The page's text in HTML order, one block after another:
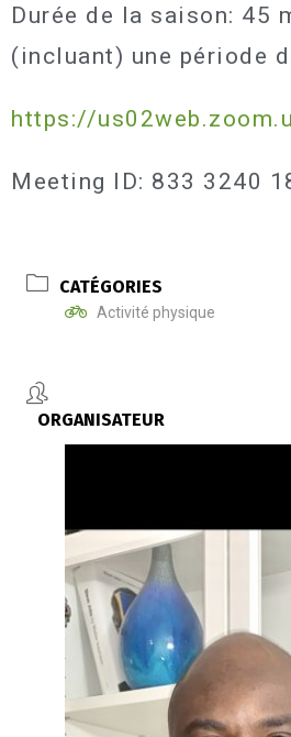
Durée de la saison: 45
(incluant) une période
https://
Meeting ID: 833 3240
CATÉGORIES
Activité physique
ORGANISATEUR